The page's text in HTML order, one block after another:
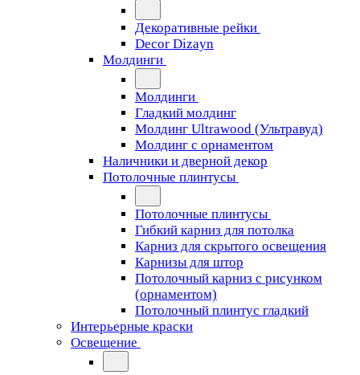
Декоративные рейки
Decor Dizayn
Молдинги
Молдинги
Гладкий молдинг
Молдинг Ultrawood (Ультравуд)
Молдинг с орнаментом
Наличники и дверной декор
Потолочные плинтусы
Потолочные плинтусы
Гибкий карниз для потолка
Карниз для скрытого освещения
Карнизы для штор
Потолочный карниз с рисунком
(орнаментом)
Потолочный плинтус гладкий
Интерьерные краски
Освещение